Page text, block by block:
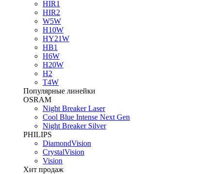
HIR1
HIR2
W5W
H10W
HY21W
HB1
H6W
H20W
H2
T4W
Популярные линейки
OSRAM
Night Breaker Laser
Cool Blue Intense Next Gen
Night Breaker Silver
PHILIPS
DiamondVision
CrystalVision
Vision
Хит продаж